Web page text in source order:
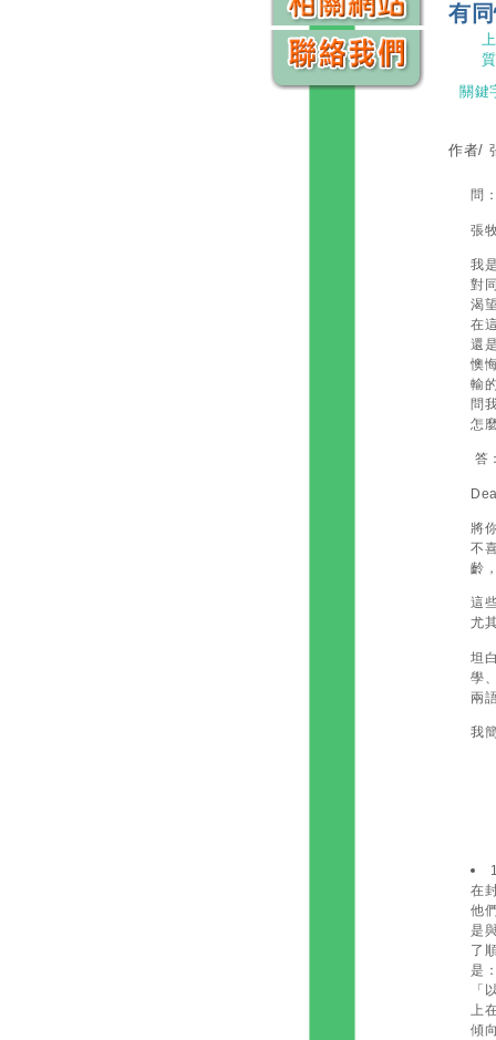
有
關鍵
作者/
問
張
我
對
渴
在
還
懊
輸
問
怎
答
將
不
齡
這
尤
坦
學
兩
我
在
他
是
了
是
「
上
傾